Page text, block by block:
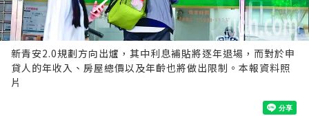
新青安2.0規劃方向出爐，其中利息補貼將逐年退場，而對於申
貸人的年收入、房屋總價以及年齡也將做出限制。本報資料照
片